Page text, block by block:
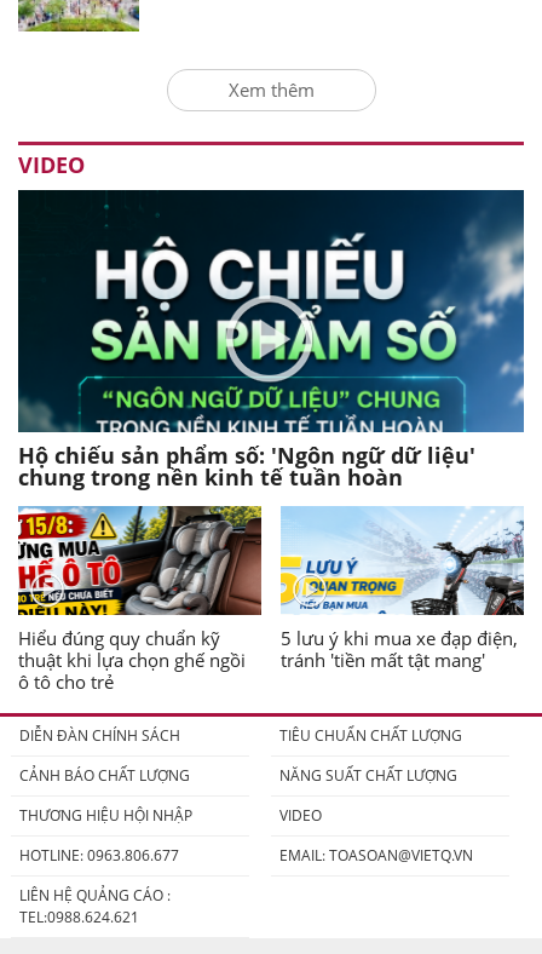
Xem thêm
VIDEO
Hộ chiếu sản phẩm số: 'Ngôn ngữ dữ liệu'
chung trong nền kinh tế tuần hoàn
Hiểu đúng quy chuẩn kỹ
thuật khi lựa chọn ghế ngồi
ô tô cho trẻ
5 lưu ý khi mua xe đạp điện,
tránh 'tiền mất tật mang'
DIỄN ĐÀN CHÍNH SÁCH
TIÊU CHUẨN CHẤT LƯỢNG
CẢNH BÁO CHẤT LƯỢNG
NĂNG SUẤT CHẤT LƯỢNG
THƯƠNG HIỆU HỘI NHẬP
VIDEO
HOTLINE: 0963.806.677
EMAIL:TOASOAN@VIETQ.VN
LIÊN HỆ QUẢNG CÁO :
TEL:0988.624.621